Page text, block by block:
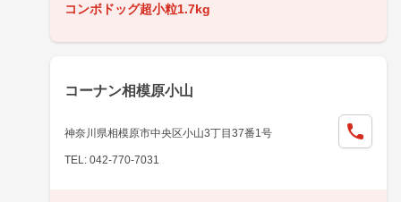
コンボドッグ超小粒1.7kg
コーナン相模原小山
神奈川県相模原市中央区小山3丁目37番1号
TEL: 042-770-7031